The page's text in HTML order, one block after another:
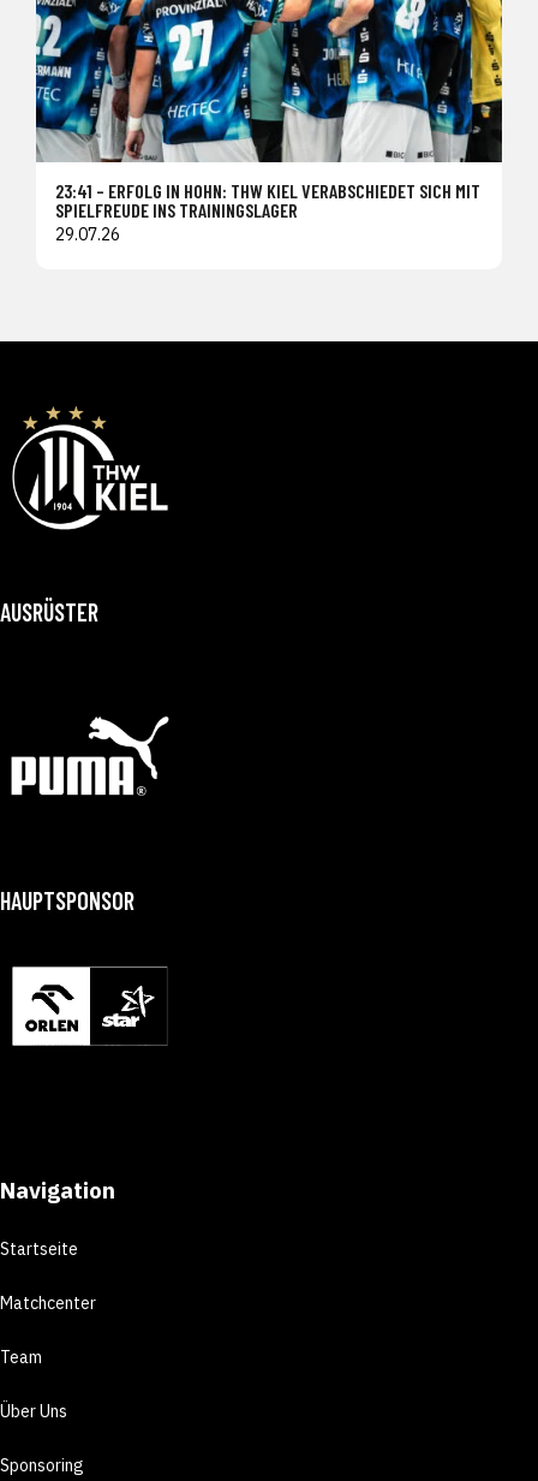
23:41 – ERFOLG IN HOHN: THW KIEL VERABSCHIEDET SICH MIT
SPIELFREUDE INS TRAININGSLAGER
29.07.26
AUSRÜSTER
HAUPTSPONSOR
Navigation
Startseite
Matchcenter
Team
Über Uns
Sponsoring